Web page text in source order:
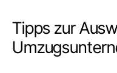
Tipps zur